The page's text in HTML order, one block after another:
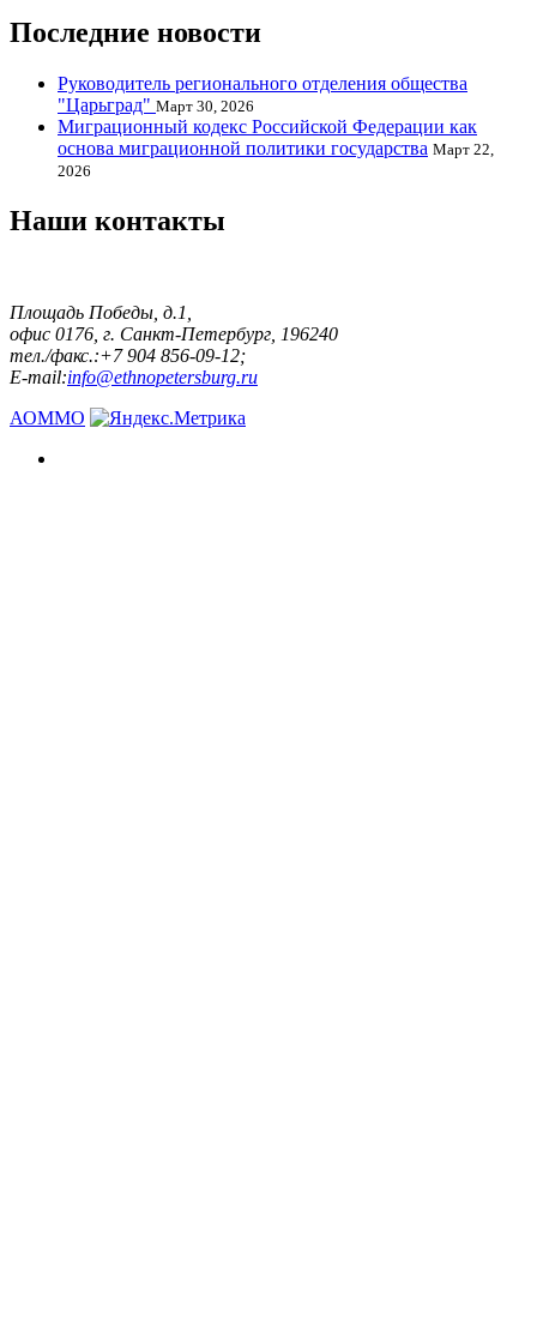
Последние новости
Руководитель регионального отделения общества
"Царьград" Март 30, 2026
Миграционный кодекс Российской Федерации как
основа миграционной политики государства Март 22,
2026
Наши контакты
Площадь Победы, д.1,
офис 0176, г. Санкт-Петербург, 196240
тел./факс.:+7 904 856-09-12;
E-mail:info@ethnopetersburg.ru
АОММО